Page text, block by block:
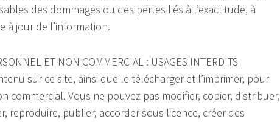
des dommages ou des pertes liés à l’exactitude, à
à jour de l’information.
ET NON COMMERCIAL : USAGES INTERDITS
sur ce site, ainsi que le télécharger et l’imprimer, pour
commercial. Vous ne pouvez pas modifier, copier, distribuer,
reproduire, publier, accorder sous licence, créer des